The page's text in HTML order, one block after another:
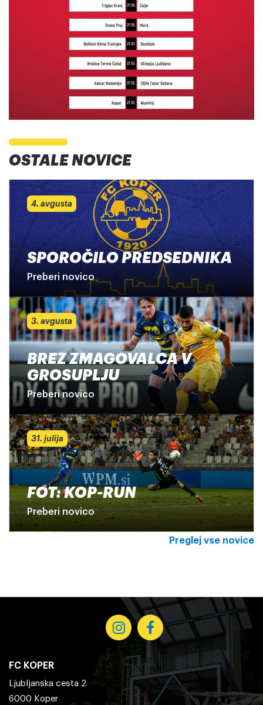
OSTALE NOVICE
4. avgusta
SPOROČILO PREDSEDNIKA
Preberi novico
3. avgusta
BREZ ZMAGOVALCA V
GROSUPLJU
Preberi novico
31. julija
FOT: KOP-RUN
Preberi novico
Preglej vse novice
FC KOPER
Ljubljanska cesta 2
6000 Koper